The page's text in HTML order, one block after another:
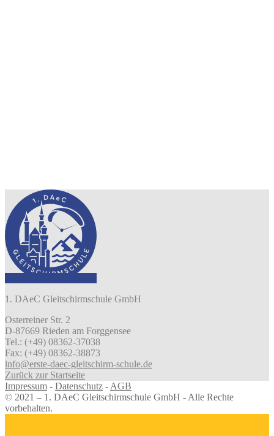
1. DAeC Gleitschirmschule GmbH
Osterreiner Str. 2
D-87669 Rieden am Forggensee
Tel.: (+49) 08362-37038
Fax: (+49) 08362-38873
info@erste-daec-gleitschirm-schule.de
Zurück zur Startseite
Impressum - Datenschutz - AGB
© 2021 – 1. DAeC Gleitschirmschule GmbH - Alle Rechte
vorbehalten.